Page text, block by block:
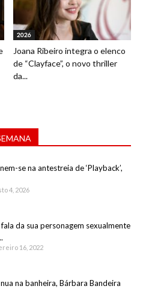
2026
Joana Ribeiro integra o elenco
de “Clayface”, o novo thriller
da...
se na antestreia de ‘Playback’,
4, 2026
da sua personagem sexualmente
16, 2022
na banheira, Bárbara Bandeira